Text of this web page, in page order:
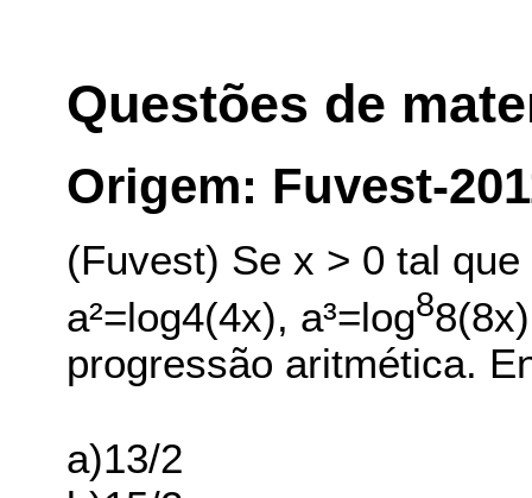
Questões de
Origem: Fuvest-
(Fuvest) Se x > 0 tal que
a²=log4(4x), a³=log8
progressão aritmética.
a)13/2